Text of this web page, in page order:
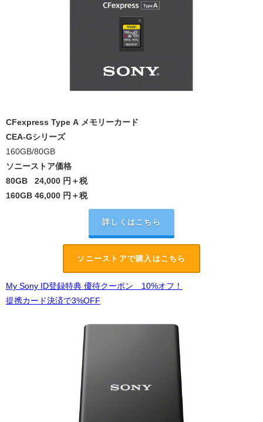
CFexpress Type A メモリーカード
CEA-Gシリーズ
160GB/80GB
ソニーストア価格
80GB 24,000 円＋税
160GB 46,000 円＋税
詳しくはこちら
ソニーストアで購入はこちら
My Sony ID登録特典 優待クーポン 10%オフ！
提携カード決済で3%OFF